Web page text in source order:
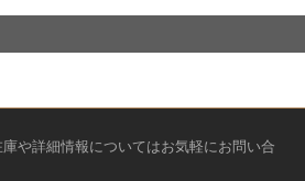
庫や詳細情報についてはお気軽にお問い合